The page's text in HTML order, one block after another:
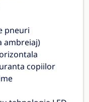
pneuri
ambreiaj)
copiilor